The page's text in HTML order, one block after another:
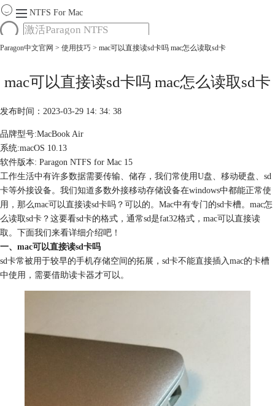
NTFS For Mac
首页
Mac软件大全
购买
Paragon中文官网 > 使用技巧 > mac可以直接读sd卡吗 mac怎么读取sd卡
mac可以直接读sd卡吗 mac怎么读取sd卡
发布时间：2023-03-29 14: 34: 38
品牌型号:MacBook Air
系统:macOS 10.13
软件版本: Paragon NTFS for Mac 15
工作生活中有许多数据需要传输、储存，我们常使用U盘、移动硬盘、sd
卡等外接设备。我们知道多数外接移动存储设备在windows中都能正常使
用，那么mac可以直接读sd卡吗？可以的。Mac中有专门的sd卡槽。mac怎
么读取sd卡？这要看sd卡的格式，通常sd是fat32格式，mac可以直接读
取。下面我们来看详细介绍吧！
一、mac可以直接读sd卡吗
sd卡常被用于较早的手机存储空间的拓展，sd卡不能直接插入mac的卡槽
中使用，需要借助读卡器才可以。